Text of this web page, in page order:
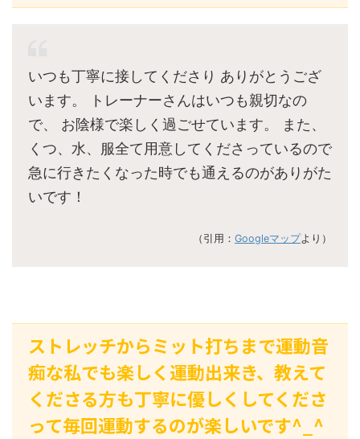
いつも丁寧に接してくださり ありがとうござ
います。 トレーナーさんはいつも親切なの
で、 お陰様で楽しく過ごせています。 また、
くつ、水、服全て用意してくださっているので
急に行きたくなった時でも通えるのがありがた
いです！
（引用： Googleマップより）
ストレッチからミット打ちまで運動音
痴な私でも楽しく運動出来き、教えて
くださる方も丁寧に優しくしてくださ
って毎回運動するのが楽しいです^_^